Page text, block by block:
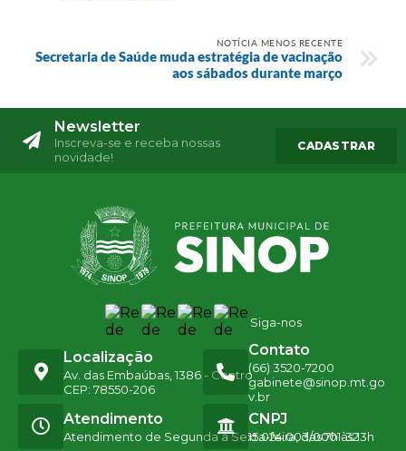
NOTÍCIA MENOS RECENTE
Secretaria de Saúde muda estratégia de vacinação
aos sábados durante março
Newsletter
Inscreva-se e receba nossas
novidade!
CADASTRAR
Siga-nos
Localização
Av. das Embaúbas, 1386 - Centro
CEP: 78550-206
Contato
(66) 3520-7200
gabinete@sinop.mt.go
v.br
Atendimento
Atendimento de Segunda a Sexta-feira, das 7h às 13h
CNPJ
15.024.003/0001-32